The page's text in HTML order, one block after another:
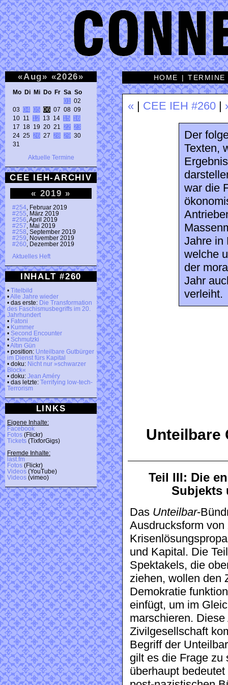
«Aug» «2026»
Mo Di Mi Do Fr Sa So
01
02
03 04 05 06 07 08 09
10 11 12 13 14 15
16
17 18 19 20 21 22
23
24 25 26 27 28 29 30
31
Aktuelle Termine
CEE IEH-ARCHIV
« 2019 »
#254 , Februar 2019
#255 , März 2019
#256 , April 2019
#257 , Mai 2019
#258 , September 2019
#259 , November 2019
#260 , Dezember 2019
Aktuelles Heft
INHALT #260
• Titelbild
•Alle Jahre wieder
• das erste: Die Transformation
des Faschismusbegriffs im 20.
Jahrhundert
• Fatoni
• Kummer
• Second Encounter
• Schmutzki
•Altın Gün
• position: Unteilbare Gutbürger
im Dienst fürs Kapital
• doku: Nicht nur »schwarzer
Block«
• doku: Jean Améry
• das letzte: Terrifying low-tech-
Terrorism
LINKS
Eigene Inhalte:
Facebook
Fotos (Flickr)
Tickets (TixforGigs)
Fremde Inhalte:
last.fm
Fotos (Flickr)
Videos (YouTube)
Videos (vimeo)
HOME |TERMINE
« CEE IEH #260
Der
Texten,
war die
Jahre in
welche
der
Jahr
verleiht.
Unteilbare
Teil III: Die
Subjekts
Das Unteilbar-
Ausdrucksform
und Kapital. Die
Spektakels, die
ziehen, wollen den
Demokratie
einfügt, um im
marschieren.
Zivilgesellschaft
Begriff der
gilt es die Frage zu
überhaupt